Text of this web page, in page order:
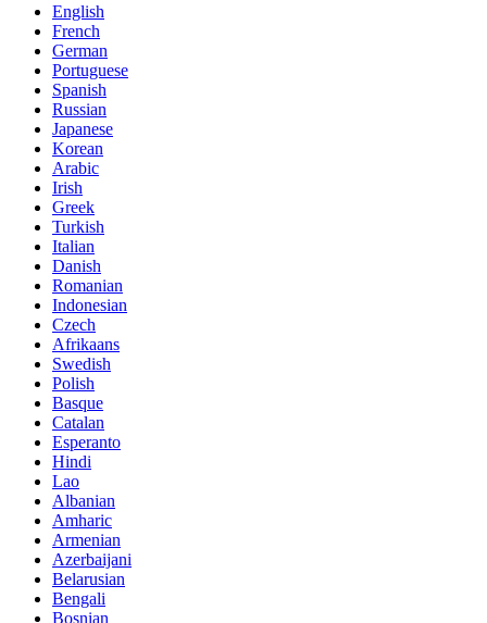
English
French
German
Portuguese
Spanish
Russian
Japanese
Korean
Arabic
Irish
Greek
Turkish
Italian
Danish
Romanian
Indonesian
Czech
Afrikaans
Swedish
Polish
Basque
Catalan
Esperanto
Hindi
Lao
Albanian
Amharic
Armenian
Azerbaijani
Belarusian
Bengali
Bosnian